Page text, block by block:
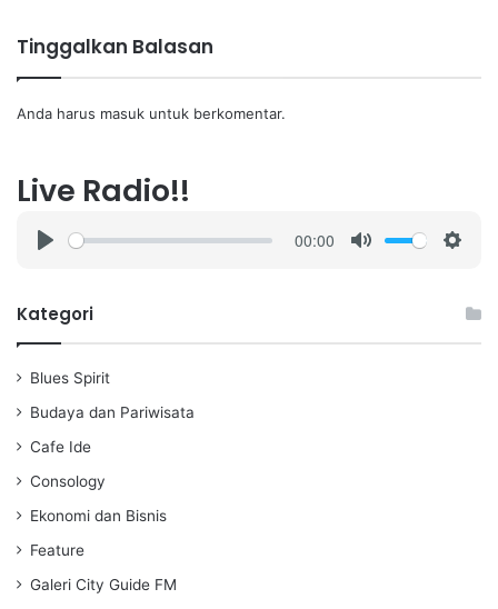
Tinggalkan Balasan
Anda harus masuk untuk berkomentar.
Live Radio!!
a
00:00
Kategori
Blues Spirit
Budaya dan Pariwisata
Cafe Ide
Consology
Ekonomi dan Bisnis
Feature
Galeri City Guide FM